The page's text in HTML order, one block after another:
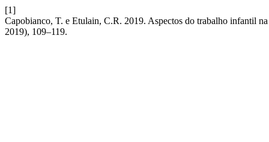
[1]
Capobianco, T. e Etulain, C.R. 2019. Aspectos do trabalho infantil
2019), 109–119.